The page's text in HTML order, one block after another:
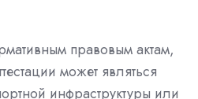
правовым актам,
может являться
инфраструктуры или